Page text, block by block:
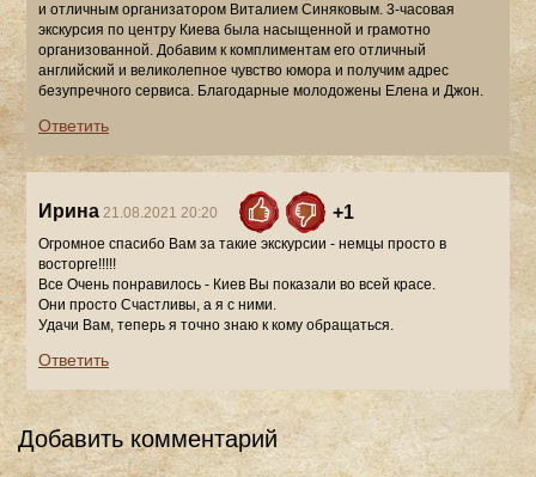
и отличным организатором Виталием Синяковым. 3-часовая
экскурсия по центру Киева была насыщенной и грамотно
организованной. Добавим к комплиментам его отличный
английский и великолепное чувство юмора и получим адрес
безупречного сервиса. Благодарные молодожены Елена и Джон.
Ответить
Ирина 21.08.2021 20:20 +1
Огромное спасибо Вам за такие экскурсии - немцы просто в
восторге!!!!!
Все Очень понравилось - Киев Вы показали во всей красе.
Они просто Счастливы, а я с ними.
Удачи Вам, теперь я точно знаю к кому обращаться.
Ответить
Добавить комментарий